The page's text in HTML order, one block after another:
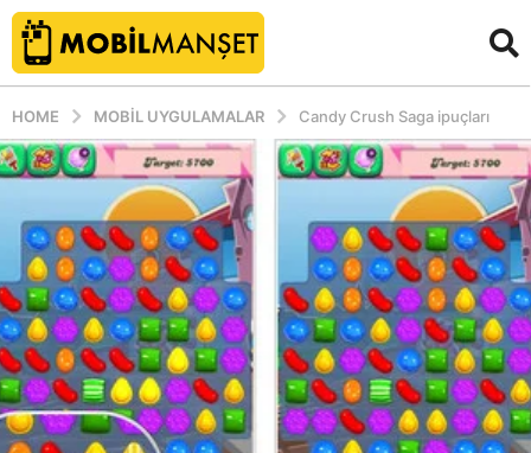
HOME MOBIL UYGULAMALAR Candy Crush Saga ipuçları